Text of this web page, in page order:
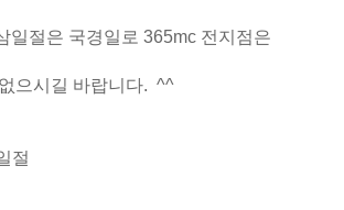
일절은 국경일로 365mc 전지점은
으시길 바랍니다. ^^
절